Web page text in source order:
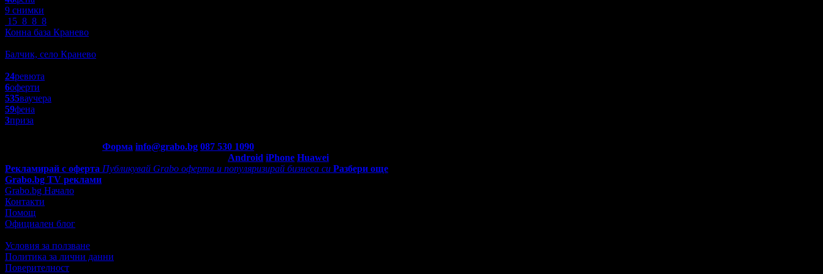
9 снимки
15 8 8 8
Конна база Кранево
Балчик, село Кранево
24ревюта
6оферти
535ваучера
59фена
3приза
Форма info@grabo.bg 087 530 1090
Android iPhone Huawei
Рекламирай с оферта Публикувай Grabo оферта и популяризирай бизнеса си Разбери още
Grabo.bg TV реклами
Grabo.bg Начало
Контакти
Помощ
Официален блог
Условия за ползване
Политика за лични данни
Поверителност